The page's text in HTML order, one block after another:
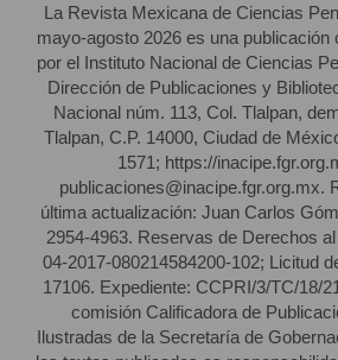
La Revista Mexicana de Ciencias
mayo-agosto 2026 es una publicación
por el Instituto Nacional de Ciencias
Dirección de Publicaciones y
Nacional núm. 113, Col. Tlalpan,
Tlalpan, C.P. 14000, Ciudad de
1571; https://
publicaciones@inacipe.fgr.org.mx.
última actualización: Juan Carlos
2954-4963. Reservas de Derechos
04-2017-080214584200-102; Licitud
17106. Expediente: CCPRI/3/TC/18/
comisión Calificadora de
Ilustradas de la Secretaría de